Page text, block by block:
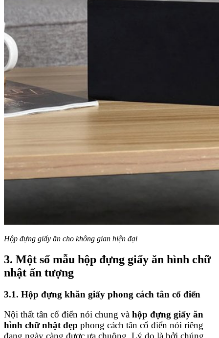
Hộp đựng giấy ăn cho không gian hiện đại
3. Một số mẫu hộp đựng giấy ăn hình chữ
nhật ấn tượng
3.1. Hộp đựng khăn giấy phong cách tân cổ điển
Nội thất tân cổ điển nói chung và hộp đựng giấy ăn
hình chữ nhật đẹp phong cách tân cổ điển nói riêng
đang ngày càng được ưa chuộng. Lý do là bởi chúng